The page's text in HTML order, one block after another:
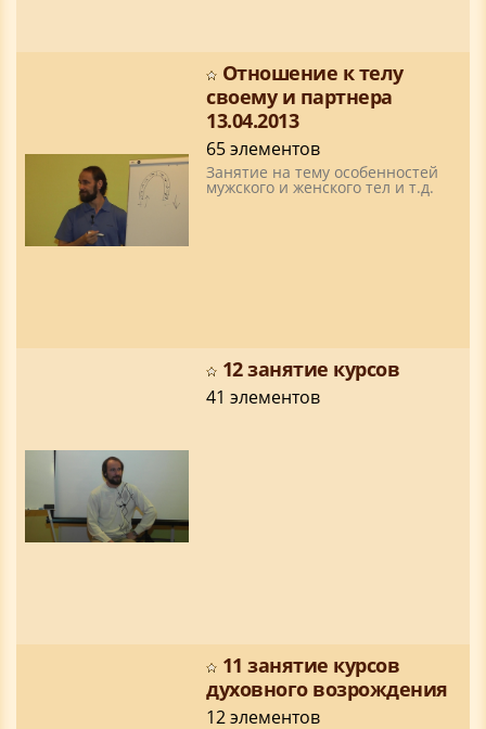
Отношение к телу
своему и партнера
13.04.2013
65 элементов
Занятие на тему особенностей
мужского и женского тел и т.д.
12 занятие курсов
41 элементов
11 занятие курсов
духовного возрождения
12 элементов